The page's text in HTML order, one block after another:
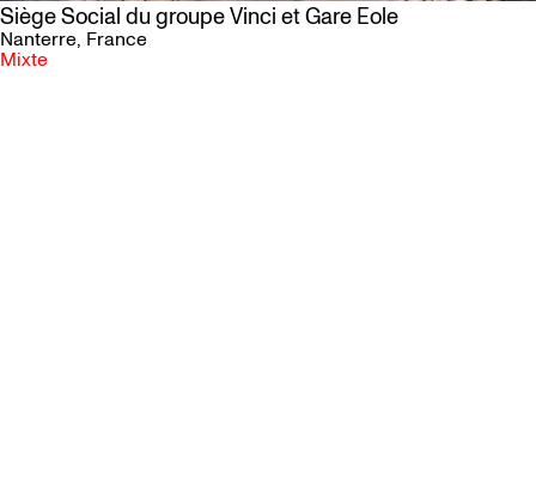
Siège Social du groupe Vinci et Gare Eole
Nanterre, France
Mixte